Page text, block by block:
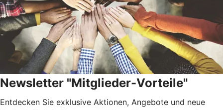
Newsletter "Mitglieder-Vorteile"
Entdecken Sie exklusive Aktionen, Angebote und neue